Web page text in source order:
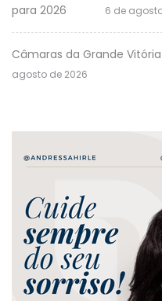
para 2026
6 de
Câmaras da Grande
agosto de 2026